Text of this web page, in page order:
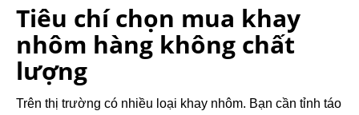
Tiêu chí chọn mua khay
nhôm hàng không chất
lượng
Trên thị trường có nhiều loại khay nhôm. Bạn cần tỉnh táo